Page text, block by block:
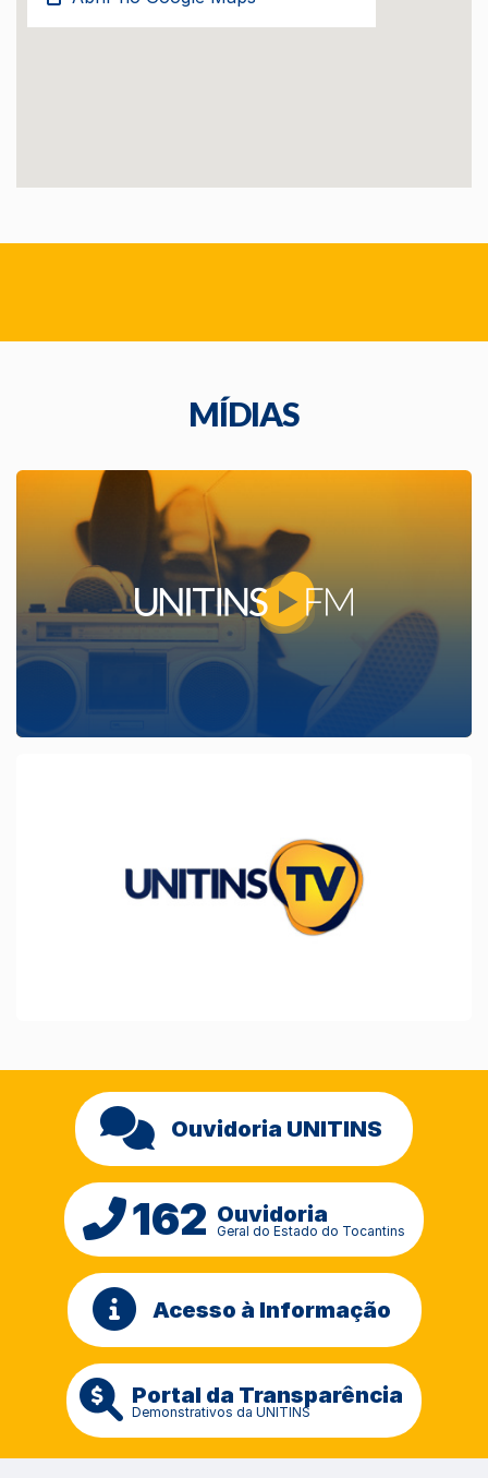
MÍDIAS
Ouvidoria UNITINS
162 Ouvidoria
Geral do Estado do Tocantins
Acesso à Informação
Portal da Transparência
Demonstrativos da UNITINS